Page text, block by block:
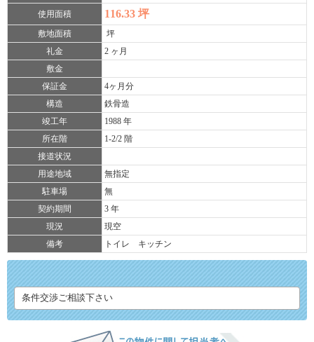
使用面積
116.33 坪
敷地面積
坪
礼金
2 ヶ月
敷金
保証金
4ヶ月分
構造
鉄骨造
竣工年
1988 年
所在階
1-2/2 階
接道状況
用途地域
無指定
駐車場
無
契約期間
3 年
現況
現空
備考
トイレ キッチン
条件交渉ご相談下さい